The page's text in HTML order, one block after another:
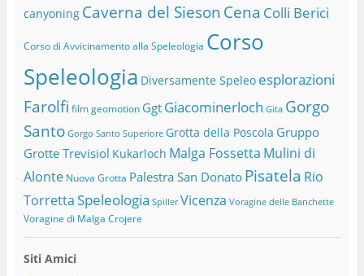
canyoning Caverna del Sieson Cena Colli Berici
Corso di Avvicinamento alla Speleologia Corso
Speleologia Diversamente Speleo esplorazioni
Farolfi film geomotion Ggt Giacominerloch Gita Gorgo
Santo Gorgo Santo Superiore Grotta della Poscola Gruppo
Grotte Trevisiol Kukarloch Malga Fossetta Mulini di
Alonte Nuova Grotta Palestra San Donato Pisatela Rio
TorrettaSpeleologia Spiller Vicenza Voragine delle Banchette
Voragine di Malga Crojere
Siti Amici